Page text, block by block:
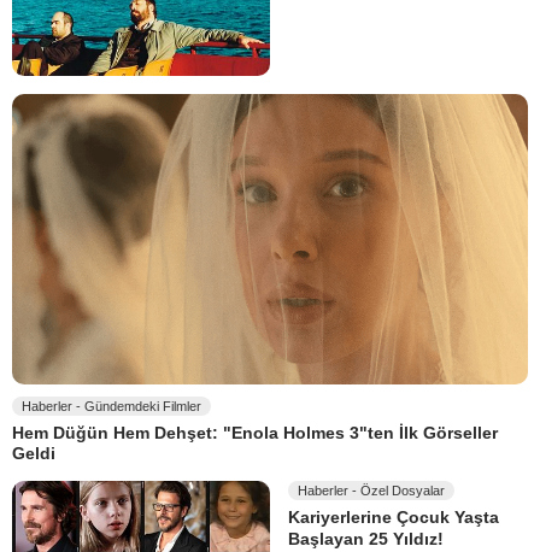
Haberler - Gündemdeki Filmler
Hem Düğün Hem Dehşet: "Enola Holmes 3"ten İlk Görseller
Geldi
Haberler - Özel Dosyalar
Kariyerlerine Çocuk Yaşta
Başlayan 25 Yıldız!